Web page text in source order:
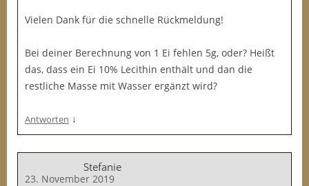
Vielen Dank für die schnelle Rückmeldung!
Bei deiner Berechnung von 1 Ei fehlen 5g, oder? Heißt
das, dass ein Ei 10% Lecithin enthält und dan die
restliche Masse mit Wasser ergänzt wird?
Antworten ↓
Stefanie
23. November 2019